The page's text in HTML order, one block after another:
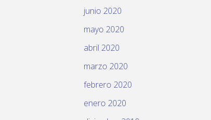
junio 2020
mayo 2020
abril 2020
marzo 2020
febrero 2020
enero 2020